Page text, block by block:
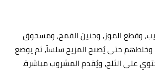
وقطع الموز، وجنين القمح، ومسحوق
وخلطهم حتى يُصبح المزيج سلساً، ثم يوضع
على الثلج، ويُقدم المشروب مباشرة.